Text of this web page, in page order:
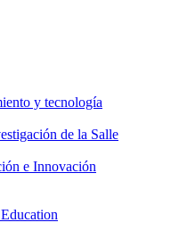
y tecnología
de la Salle
e Innovación